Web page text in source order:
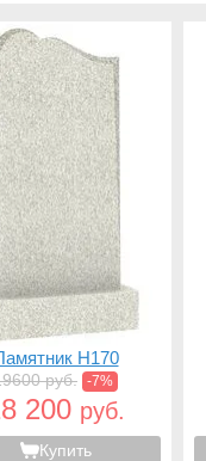
H170
руб. -7%
200 руб.
Купить